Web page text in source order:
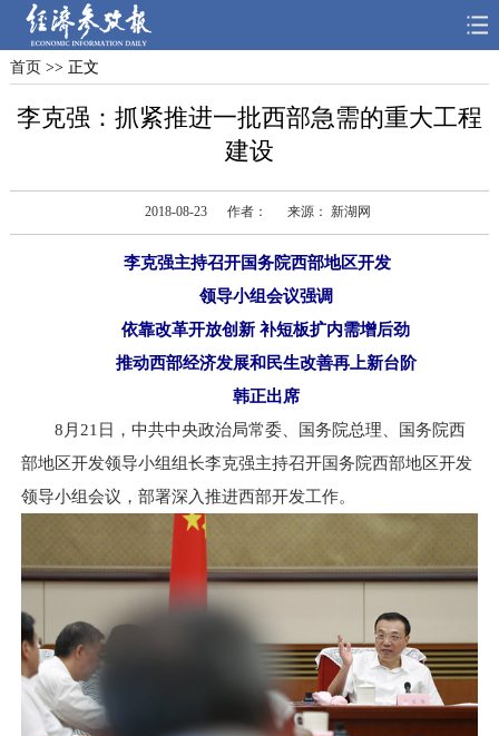
首页 深度 思想
财智
电子报
首页 >> 正文
李克强：抓紧推进一批西部急需的重大工程
建设
2018-08-23 作者： 来源： 新湖网
李克强主持召开国务院西部地区开发
领导小组会议强调
依靠改革开放创新 补短板扩内需增后劲
推动西部经济发展和民生改善再上新台阶
韩正出席
8月21日，中共中央政治局常委、国务院总理、国务院西
部地区开发领导小组组长李克强主持召开国务院西部地区开发
领导小组会议，部署深入推进西部开发工作。